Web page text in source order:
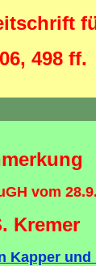
498 ff.
vom
Kremer
Kapper und